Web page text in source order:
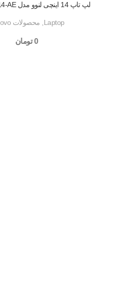
لپ تاپ 14 اینچی لنوو مدل ThinkPad E14-AE
Laptop محصولات Lenovo
0 تومان